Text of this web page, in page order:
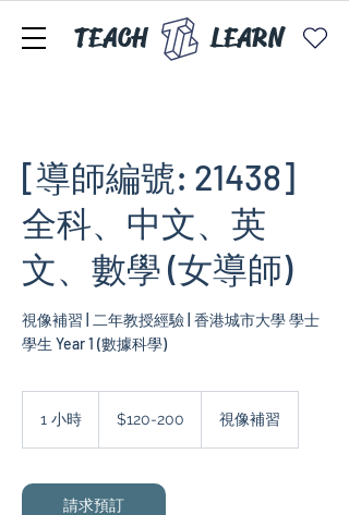
TEACH LEARN
[導師編號: 21438]
全科、中文、英
文、數學 (女導師)
視像補習 | 二年教授經驗 | 香港城市大學 學士
1 小時 $120-200 視像補習
請求預訂